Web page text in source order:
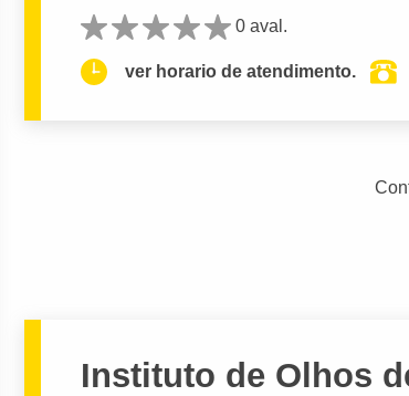
0 aval.
ver horario de atendimento.
Instituto de Olhos